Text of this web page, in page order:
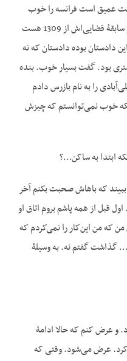
عمیق است فرانسه را خوب
می‌داند و مسلط بر قوانین ایران هست و سابقۀ قضایی‌اش از 1309 هست
دادستان بوده دادستان که نه
بود. گفت بسیار خوب. بنده
را به نام بازرس دادم
خوب نمی‌توانستم که چیزش
ابتدا به ساکن…؟
ببیند که باهاش صحبت بکنم آخر
قبل از همه پاشم بروم اتاق او
که من این‌کار را نمی‌کردم که
گذاشت گفتم نه. به وسیلۀ
و عرض کنم که حالا ادامۀ
کرد. عرض می‌شود. وقتی که